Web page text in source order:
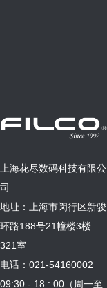
上海花尽数码科技有限公
司
地址：上海市闵行区新骏
环路188号21幢楼3楼
321室
电话：021-54160002
09:30 - 18 : 00（周一至